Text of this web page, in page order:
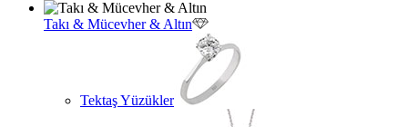
Takı & Mücevher & Altın
Tektaş Yüzükler